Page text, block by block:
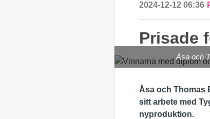
2024-12-12 06:36
Prisade
Åsa och
Åsa och Thomas
sitt arbete med
nyproduktion.